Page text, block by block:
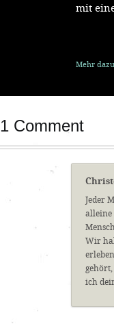
mit
Mehr
1 Comment
Jeder
alleine
Wir
ich